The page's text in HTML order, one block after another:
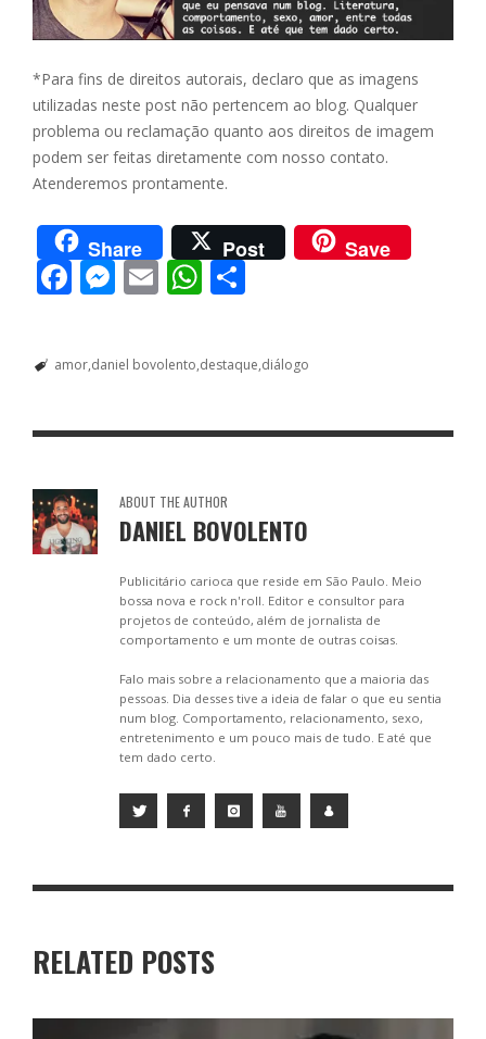
*Para fins de direitos autorais, declaro que as imagens
utilizadas neste post não pertencem ao blog. Qualquer
problema ou reclamação quanto aos direitos de imagem
podem ser feitas diretamente com nosso contato.
Atenderemos prontamente.
Share Post Save
F
b
o
k
M
e
g
er
E
l
W
s
p
p
e
amor daniel bovolento destaque diálogo
ABOUT THE AUTHOR
DANIEL BOVOLENTO
Publicitário carioca que reside em São Paulo. Meio
bossa nova e rock n'roll. Editor e consultor para
projetos de conteúdo, além de jornalista de
comportamento e um monte de outras coisas.
Falo mais sobre a relacionamento que a maioria das
pessoas. Dia desses tive a ideia de falar o que eu sentia
num blog. Comportamento, relacionamento, sexo,
entretenimento e um pouco mais de tudo. E até que
tem dado certo.
RELATED POSTS